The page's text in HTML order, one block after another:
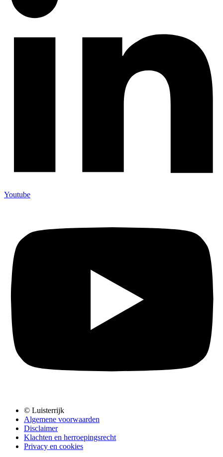
Youtube
© Luisterrijk
Algemene voorwaarden
Disclaimer
Klachten en herroepingsrecht
Privacy en cookies